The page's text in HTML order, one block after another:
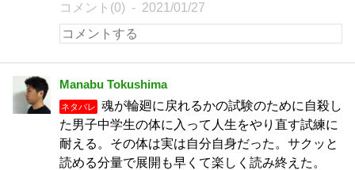
コメント(0) 2021/01/27
Manabu Tokushima
ネタバレ
魂が輪廻に戻れるかの試験のために自殺し
た男子中学生の体に入って人生をやり直す試練に
耐える。その体は実は自分自身だった。サクッと
読める分量で展開も早くて楽しく読み終えた。